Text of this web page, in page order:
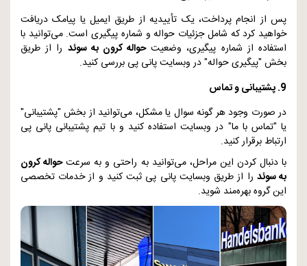
پس از انجام پرداخت، یک تأییدیه از طریق ایمیل یا پیامک دریافت
خواهید کرد که شامل جزئیات حواله و شماره پیگیری است. می‌توانید با
استفاده از شماره پیگیری، وضعیتحواله کرون به سوئد را از طریق
بخش "پیگیری حواله" در وبسایت پانی پی بررسی کنید.
9. پشتیبانی و تماس
در صورت وجود هر گونه سوال یا مشکل، می‌توانید از بخش "پشتیبانی"
یا "تماس با ما" در وبسایت استفاده کنید و با تیم پشتیبانی پانی پی
ارتباط برقرار کنید.
با دنبال کردن این مراحل، می‌توانید به راحتی و به سرعتحواله کرون
به سوئد را از طریق وبسایت پانی پی ثبت کنید و از خدمات تخصصی
این گروه بهره‌مند شوید.